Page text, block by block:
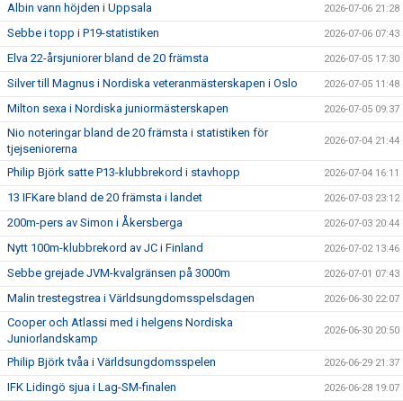
Albin vann höjden i Uppsala 2026-07-06 21:28
Sebbe i topp i P19-statistiken 2026-07-06 07:43
Elva 22-årsjuniorer bland de 20 främsta 2026-07-05 17:30
Silver till Magnus i Nordiska veteranmästerskapen i Oslo 2026-07-05 11:48
Milton sexa i Nordiska juniormästerskapen 2026-07-05 09:37
Nio noteringar bland de 20 främsta i statistiken för
tjejseniorerna
2026-07-04 21:44
Philip Björk satte P13-klubbrekord i stavhopp 2026-07-04 16:11
13 IFKare bland de 20 främsta i landet 2026-07-03 23:12
200m-pers av Simon i Åkersberga 2026-07-03 20:44
Nytt 100m-klubbrekord av JC i Finland 2026-07-02 13:46
Sebbe grejade JVM-kvalgränsen på 3000m 2026-07-01 07:43
Malin trestegstrea i Världsungdomsspelsdagen 2026-06-30 22:07
Cooper och Atlassi med i helgens Nordiska
Juniorlandskamp
2026-06-30 20:50
Philip Björk tvåa i Världsungdomsspelen 2026-06-29 21:37
IFK Lidingö sjua i Lag-SM-finalen 2026-06-28 19:07